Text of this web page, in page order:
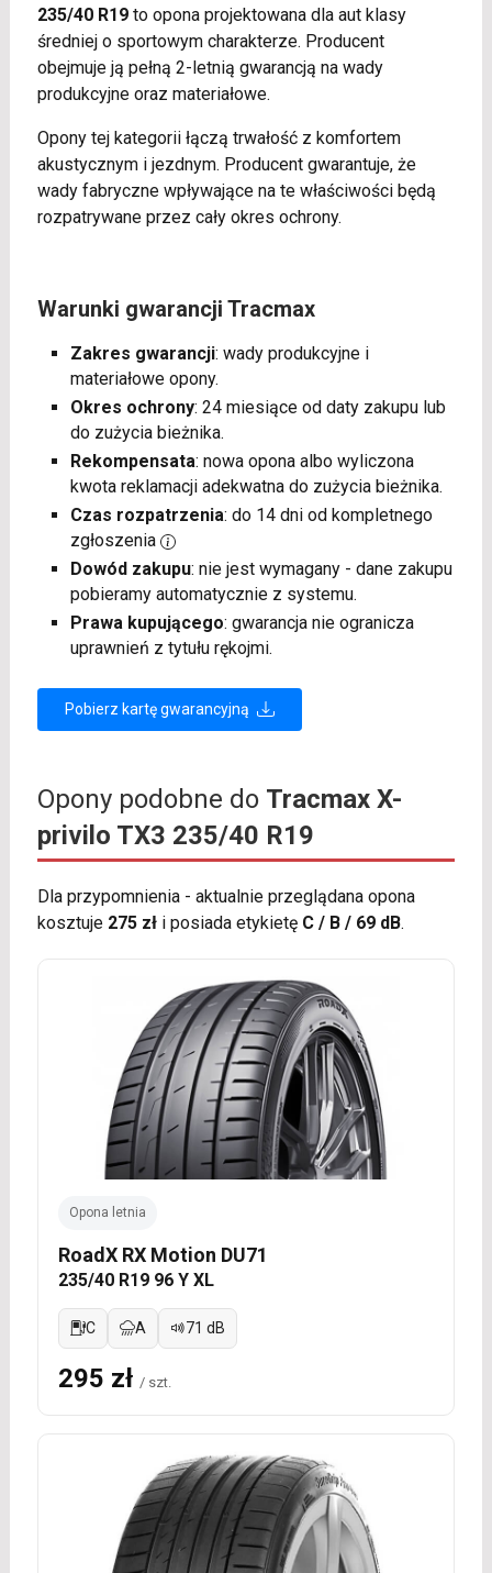
235/40 R19to opona projektowana dla aut klasy
średniej o sportowym charakterze. Producent
obejmuje ją pełną 2-letnią gwarancją na wady
produkcyjne oraz materiałowe.
Opony tej kategorii łączą trwałość z komfortem
akustycznym i jezdnym. Producent gwarantuje, że
wady fabryczne wpływające na te właściwości będą
rozpatrywane przez cały okres ochrony.
Warunki gwarancji Tracmax
Zakres gwarancji: wady produkcyjne i
materiałowe opony.
Okres ochrony: 24 miesiące od daty zakupu lub
do zużycia bieżnika.
Rekompensata: nowa opona albo wyliczona
kwota reklamacji adekwatna do zużycia bieżnika.
Czas rozpatrzenia: do 14 dni od kompletnego
zgłoszenia
Dowód zakupu: nie jest wymagany - dane zakupu
pobieramy automatycznie z systemu.
Prawa kupującego: gwarancja nie ogranicza
uprawnień z tytułu rękojmi.
Pobierz kartę gwarancyjną
Opony podobne do Tracmax X-
privilo TX3 235/40 R19
Dla przypomnienia - aktualnie przeglądana opona
kosztuje 275 złi posiada etykietę C / B / 69 dB.
Opona letnia
RoadX RX Motion DU71
235/40 R19 96 Y XL
C A 71 dB
295 zł / szt.